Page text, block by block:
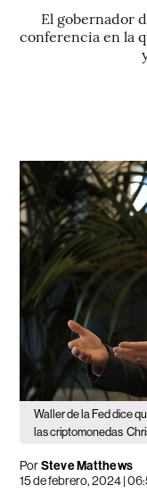
El gobernador
conferencia en la
Waller de la Fed dice
las criptomonedas
PorSteve Matthews
15 de febrero, 2024 |